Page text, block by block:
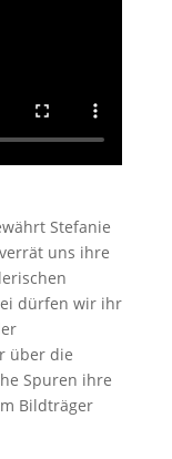
Stefanie
uns ihre
dürfen wir ihr
über die
Spuren ihre
Bildträger